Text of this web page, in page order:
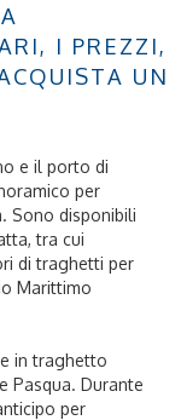
I PREZZI,
UN
e il porto di
per
Sono disponibili
tra cui
di traghetti per
Marittimo
in traghetto
Pasqua. Durante
per